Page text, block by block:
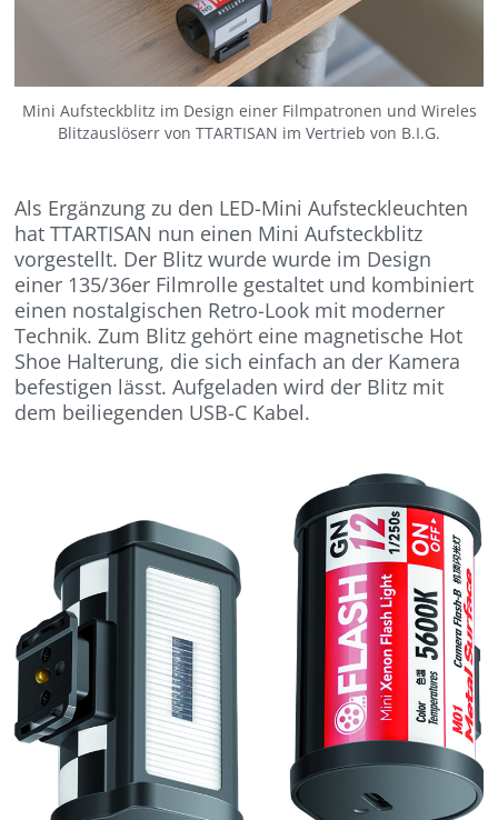
Mini Aufsteckblitz im Design einer Filmpatronen und Wireles
Blitzauslöserr von TTARTISAN im Vertrieb von B.I.G.
Als Ergänzung zu den LED-Mini Aufsteckleuchten
hat TTARTISAN nun einen Mini Aufsteckblitz
vorgestellt. Der Blitz wurde wurde im Design
einer 135/36er Filmrolle gestaltet und kombiniert
einen nostalgischen Retro-Look mit moderner
Technik. Zum Blitz gehört eine magnetische Hot
Shoe Halterung, die sich einfach an der Kamera
befestigen lässt. Aufgeladen wird der Blitz mit
dem beiliegenden USB-C Kabel.